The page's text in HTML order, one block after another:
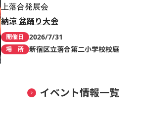
上落合発展会
納涼 盆踊り大会
開催日 2026/7/31
場 所 新宿区立落合第二小学校校庭
イベント情報一覧